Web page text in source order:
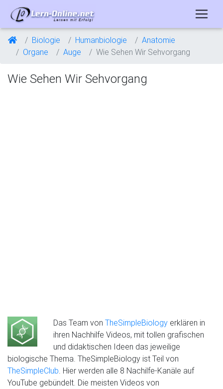
Biologie Humanbiologie
Anatomie
Organe
Auge Wie Sehen Wir Sehvorgang
Wie Sehen Wir Sehvorgang
Das Team von TheSimpleBiology erklären in
ihren Nachhilfe Videos, mit tollen grafischen
und didaktischen Ideen das jeweilige
biologische Thema. TheSimpleBiology ist Teil von
TheSimpleClub. Hier werden alle 8 Nachilfe-Kanäle auf
YouTube gebündelt. Die meisten Videos von